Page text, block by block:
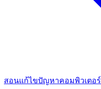
สอนแก้ไขปัญหาคอมพิวเตอร์